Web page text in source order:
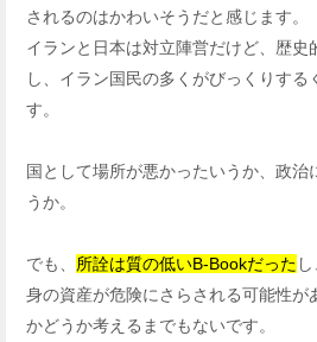
されるのはかわいそうだと感じます。
イランと日本は対立陣営だけど、歴史
し、イラン国民の多くがびっくりする
す。
国として場所が悪かったいうか、政治
うか。
でも、 所詮は質の低いB-Bookだった
身の資産が危険にさらされる可能性が
かどうか考えるまでもないです。